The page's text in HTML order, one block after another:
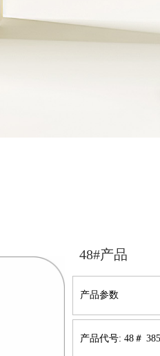
48#产品
产品参数
产品代号: 48＃ 385